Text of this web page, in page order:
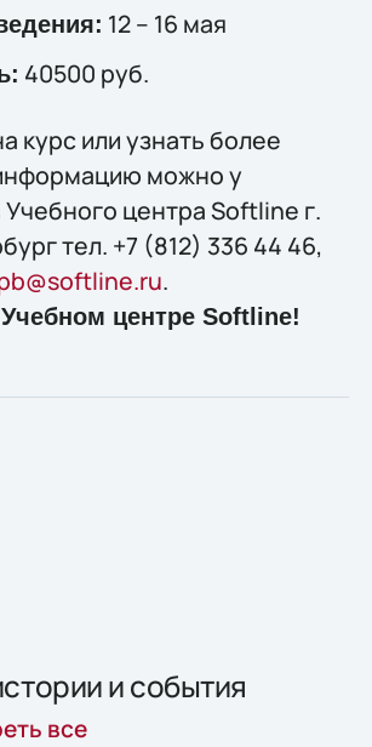
12 – 16 мая
40500 руб.
курс или узнать более
можно у
центра Softline г.
тел. +7 (812) 336 44 46,
.
центре Softline!
и события
все